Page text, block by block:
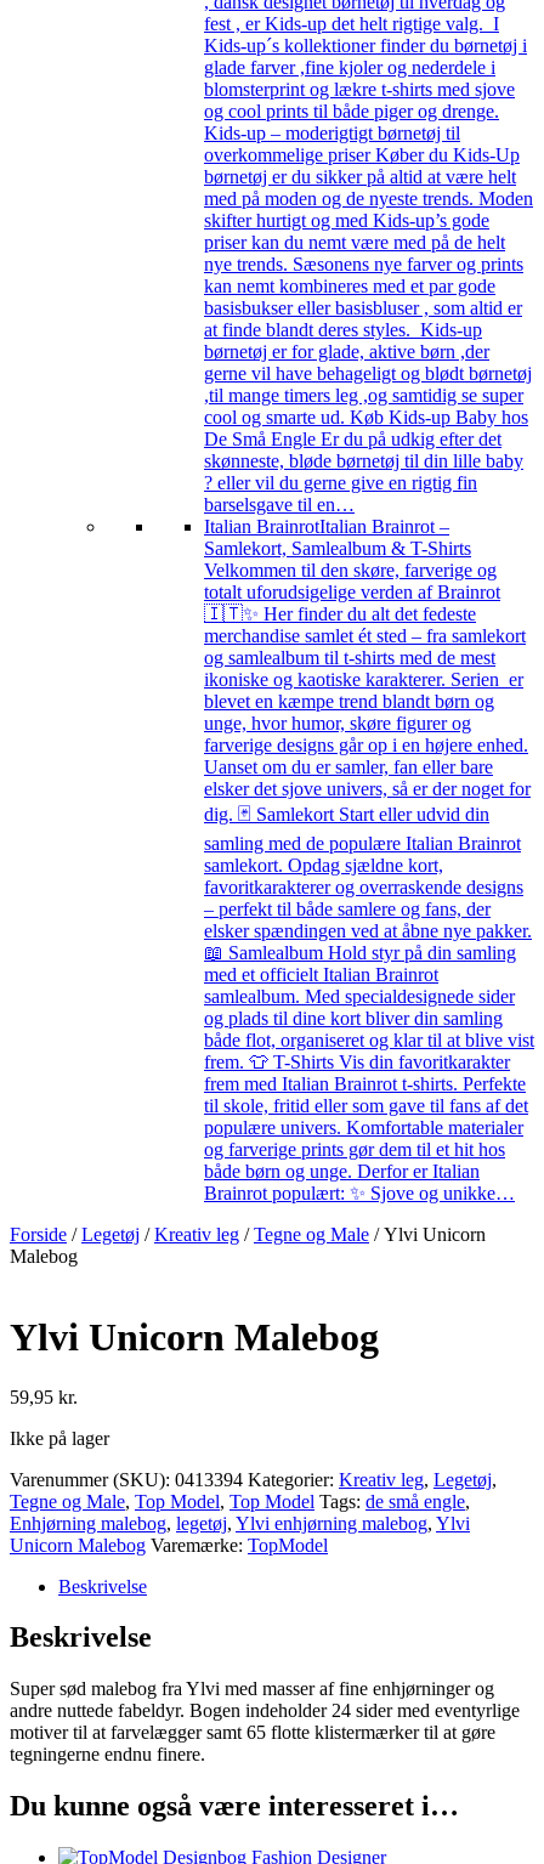
fest , er Kids-up det helt rigtige valg. I
Kids-up´s kollektioner finder du børnetøj i
glade farver ,fine kjoler og nederdele i
blomsterprint og lækre t-shirts med sjove
og cool prints til både piger og drenge.
Kids-up – moderigtigt børnetøj til
overkommelige priser Køber du Kids-Up
børnetøj er du sikker på altid at være helt
med på moden og de nyeste trends. Moden
skifter hurtigt og med Kids-up’s gode
priser kan du nemt være med på de helt
nye trends. Sæsonens nye farver og prints
kan nemt kombineres med et par gode
basisbukser eller basisbluser , som altid er
at finde blandt deres styles. Kids-up
børnetøj er for glade, aktive børn ,der
gerne vil have behageligt og blødt børnetøj
,til mange timers leg ,og samtidig se super
cool og smarte ud. Køb Kids-up Baby hos
De Små Engle Er du på udkig efter det
skønneste, bløde børnetøj til din lille baby
? eller vil du gerne give en rigtig fin
barselsgave til en…
Italian BrainrotItalian Brainrot –
Samlekort, Samlealbum & T-Shirts
Velkommen til den skøre, farverige og
totalt uforudsigelige verden af Brainrot
🇮🇹✨ Her finder du alt det fedeste
merchandise samlet ét sted – fra samlekort
og samlealbum til t-shirts med de mest
ikoniske og kaotiske karakterer. Serien er
blevet en kæmpe trend blandt børn og
unge, hvor humor, skøre figurer og
farverige designs går op i en højere enhed.
Uanset om du er samler, fan eller bare
elsker det sjove univers, så er der noget for
dig. 🃏 Samlekort Start eller udvid din
samling med de populære Italian Brainrot
samlekort. Opdag sjældne kort,
favoritkarakterer og overraskende designs
– perfekt til både samlere og fans, der
elsker spændingen ved at åbne nye pakker.
📖 Samlealbum Hold styr på din samling
med et officielt Italian Brainrot
samlealbum. Med specialdesignede sider
og plads til dine kort bliver din samling
både flot, organiseret og klar til at blive vist
frem. 👕 T-Shirts Vis din favoritkarakter
frem med Italian Brainrot t-shirts. Perfekte
til skole, fritid eller som gave til fans af det
populære univers. Komfortable materialer
og farverige prints gør dem til et hit hos
både børn og unge. Derfor er Italian
Brainrot populært: ✨ Sjove og unikke…
Forside /Legetøj /Kreativ leg /Tegne og Male / Ylvi Unicorn
Malebog
Ylvi Unicorn Malebog
59,95 kr.
Ikke på lager
Varenummer (SKU): 0413394 Kategorier: Kreativ leg, Legetøj,
Tegne og Male, Top Model, Top Model Tags: de små engle,
Enhjørning malebog, legetøj, Ylvi enhjørning malebog, Ylvi
Unicorn Malebog Varemærke: TopModel
Beskrivelse
Beskrivelse
Super sød malebog fra Ylvi med masser af fine enhjørninger og
andre nuttede fabeldyr. Bogen indeholder 24 sider med eventyrlige
motiver til at farvelægger samt 65 flotte klistermærker til at gøre
tegningerne endnu finere.
Du kunne også være interesseret i…